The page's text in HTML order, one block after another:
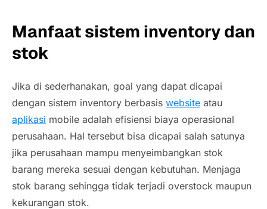
Manfaat sistem inventory dan
stok
Jika di sederhanakan, goal yang dapat dicapai
dengan sistem inventory berbasis website atau
aplikasi mobile adalah efisiensi biaya operasional
perusahaan. Hal tersebut bisa dicapai salah satunya
jika perusahaan mampu menyeimbangkan stok
barang mereka sesuai dengan kebutuhan. Menjaga
stok barang sehingga tidak terjadi overstock maupun
kekurangan stok.